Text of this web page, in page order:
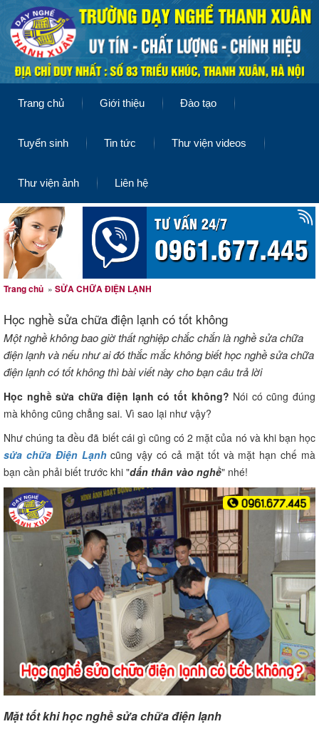
Trang chủ Giới thiệu Đào tạo
Tuyển sinh Tin tức Thư viện videos
Thư viện ảnh Liên hệ
Trang chủ » SỬA CHỮA ĐIỆN LẠNH
Học nghề sửa chữa điện lạnh có tốt không
Một nghề không bao giờ thất nghiệp chắc chắn là nghề sửa chữa
điện lạnh và nếu như ai đó thắc mắc không biết học nghề sửa chữa
điện lạnh có tốt không thì bài viết này cho bạn câu trả lời
Học nghề sửa chữa điện lạnh có tốt không? Nói có cũng đúng
mà không cũng chẳng sai. Vì sao lại như vậy?
Như chúng ta đều đã biết cái gì cũng có 2 mặt của nó và khi bạn học
sửa chữa Điện Lạnhcũng vậy có cả mặt tốt và mặt hạn chế mà
bạn cần phải biết trước khi "dấn thân vào nghề" nhé!
Mặt tốt khi học nghề sửa chữa điện lạnh